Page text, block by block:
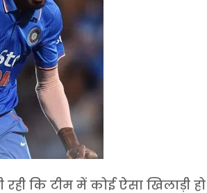
कि टीम में कोई ऐसा खिलाड़ी